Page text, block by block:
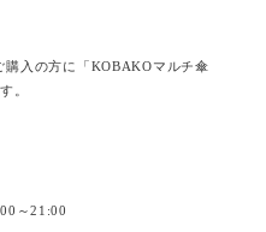
入の方に「KOBAKOマルチ傘
。
～21:00